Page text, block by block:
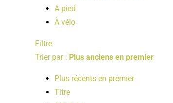
A pied
À vélo
Filtre
Trier par : Plus anciens en premier
Plus récents en premier
Titre